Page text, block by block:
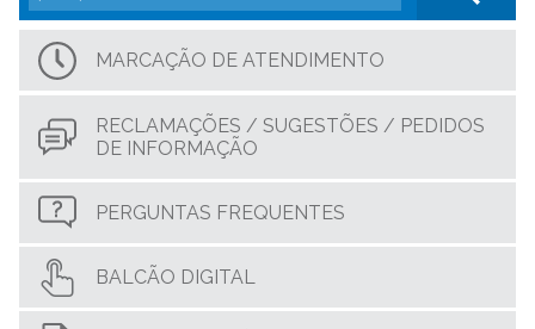
MARCAÇÃO DE ATENDIMENTO
RECLAMAÇÕES / SUGESTÕES / PEDIDOS
DE INFORMAÇÃO
PERGUNTAS FREQUENTES
BALCÃO DIGITAL